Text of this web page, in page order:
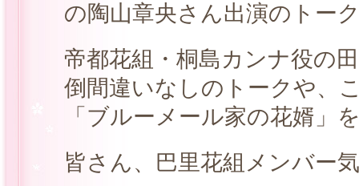
の陶山章央さん出演のトー
帝都花組・桐島カンナ役の
倒間違いなしのトークや、
「ブルーメール家の花婿」
皆さん、巴里花組メンバー